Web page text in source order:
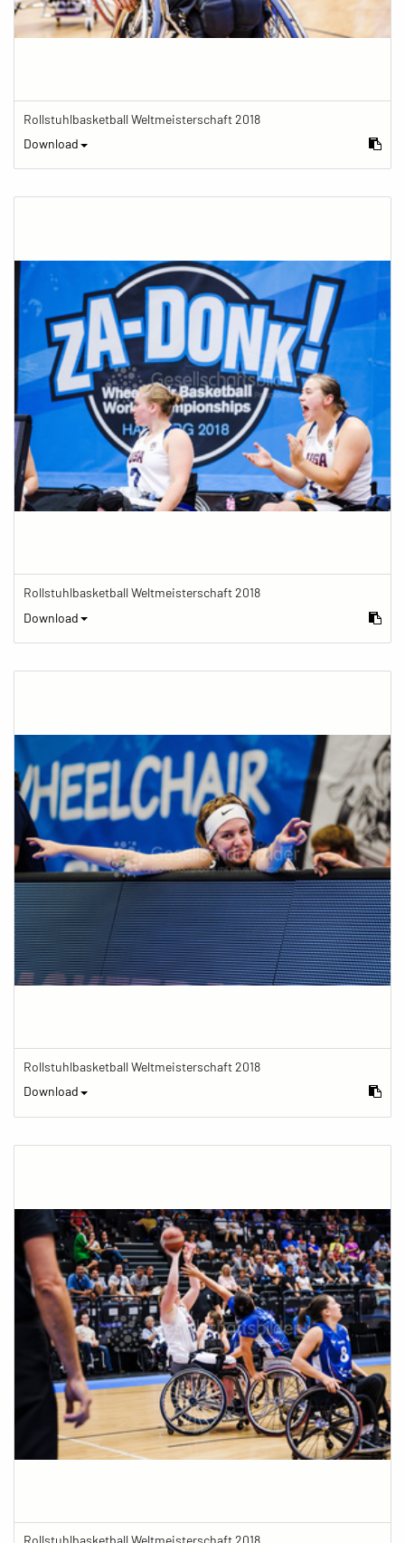
Rollstuhlbasketball Weltmeisterschaft 2018
Download
Rollstuhlbasketball Weltmeisterschaft 2018
Download
Rollstuhlbasketball Weltmeisterschaft 2018
Download